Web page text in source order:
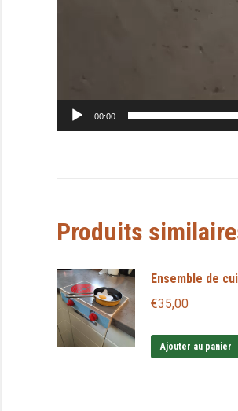
00:00
Produits
Ensemble de
€35,00
Ajouter au panier